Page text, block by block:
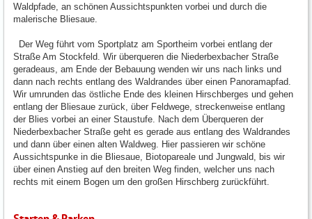
Waldpfade, an schönen Aussichtspunkten vorbei und durch die
malerische Bliesaue.
Der Weg führt vom Sportplatz am Sportheim vorbei entlang der
Straße Am Stockfeld. Wir überqueren die Niederbexbacher Straße
geradeaus, am Ende der Bebauung wenden wir uns nach links und
dann nach rechts entlang des Waldrandes über einen Panoramapfad.
Wir umrunden das östliche Ende des kleinen Hirschberges und gehen
entlang der Bliesaue zurück, über Feldwege, streckenweise entlang
der Blies vorbei an einer Staustufe. Nach dem Überqueren der
Niederbexbacher Straße geht es gerade aus entlang des Waldrandes
und dann über einen alten Waldweg. Hier passieren wir schöne
Aussichtspunke in die Bliesaue, Biotopareale und Jungwald, bis wir
über einen Anstieg auf den breiten Weg finden, welcher uns nach
rechts mit einem Bogen um den großen Hirschberg zurückführt.